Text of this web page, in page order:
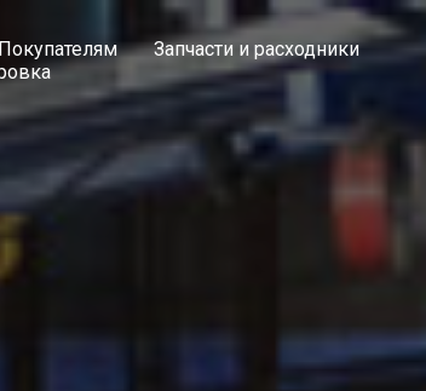
Покупателям
Запчасти и расходники